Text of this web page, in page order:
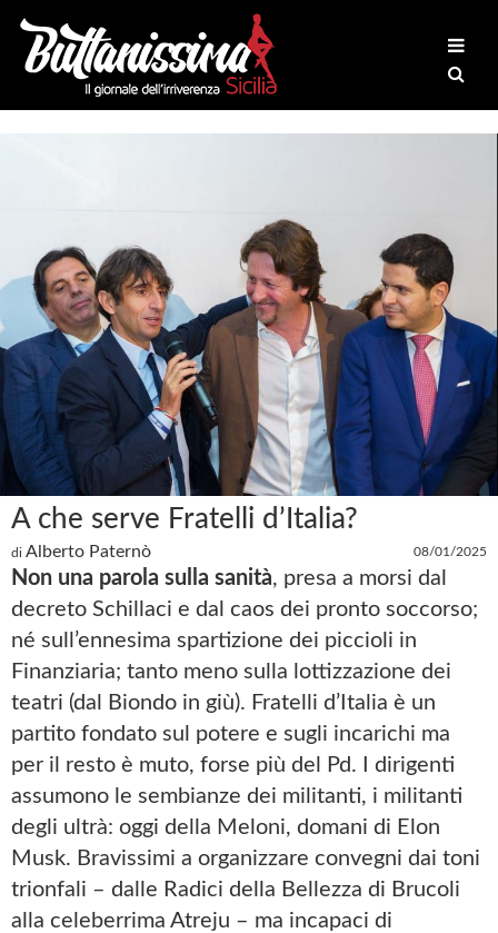
A che serve Fratelli d’Italia?
di Alberto Paternò 08/01/2025
Non una parola sulla sanità, presa a morsi dal
decreto Schillaci e dal caos dei pronto soccorso;
né sull’ennesima spartizione dei piccioli in
Finanziaria; tanto meno sulla lottizzazione dei
teatri (dal Biondo in giù). Fratelli d’Italia è un
partito fondato sul potere e sugli incarichi ma
per il resto è muto, forse più del Pd. I dirigenti
assumono le sembianze dei militanti, i militanti
degli ultrà: oggi della Meloni, domani di Elon
Musk. Bravissimi a organizzare convegni dai toni
trionfali – dalle Radici della Bellezza di Brucoli
alla celeberrima Atreju – ma incapaci di